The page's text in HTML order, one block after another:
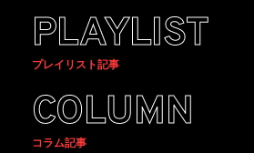
PLAYLIST
プレイリスト記事
COLUMN
コラム記事